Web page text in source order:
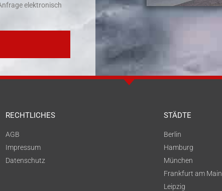
elektronisch
RECHTLICHES
AGB
Impressum
Datenschutz
STÄDTE
Berlin
Hamburg
München
Frankfurt am Main
Leipzig